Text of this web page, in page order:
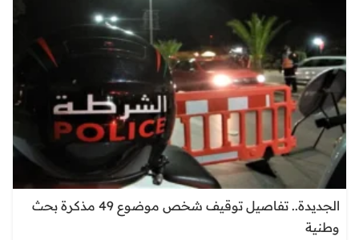
الجديدة.. تفاصيل توقيف شخص موضوع 49 مذكرة بحث
وطنية